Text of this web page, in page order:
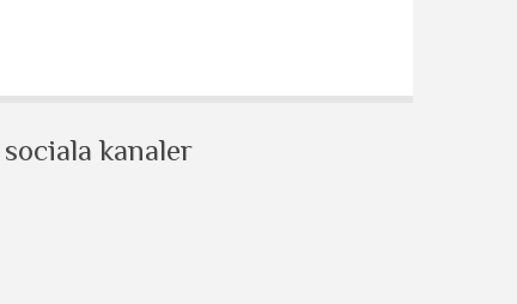
kanaler